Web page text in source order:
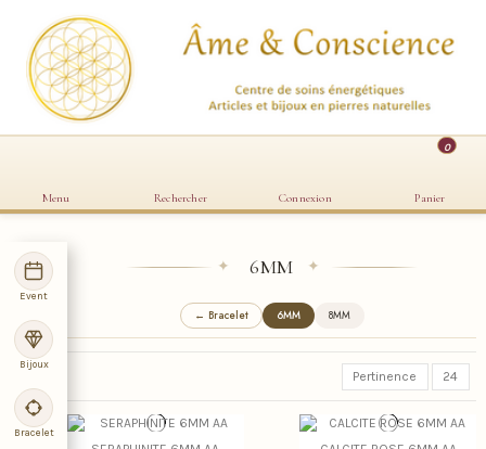
Menu Rechercher Connexion
0
Panier
Event
Bijoux
Bracelet
✦ 6MM ✦
← Bracelet 6MM 8MM
Pertinence 24